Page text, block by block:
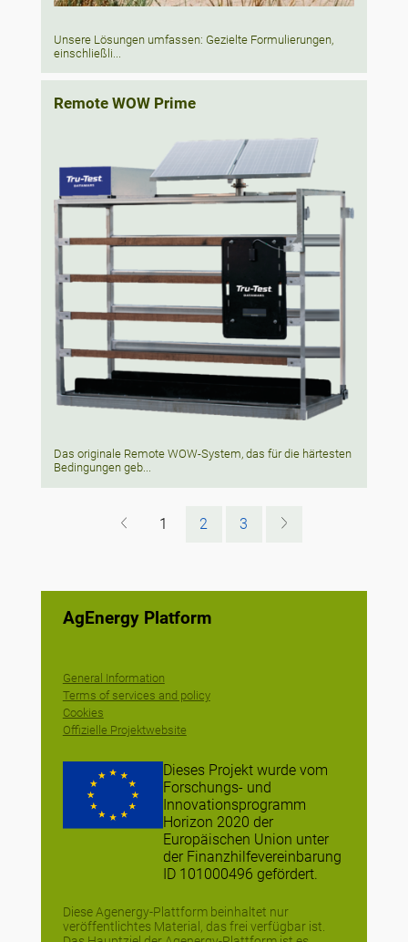
Unsere Lösungen umfassen: Gezielte Formulierungen,
einschließli...
Remote WOW Prime
Das originale Remote WOW-System, das für die härtesten
Bedingungen geb...
1 2 3
AgEnergy Platform
General Information
Terms of services and policy
Cookies
Offizielle Projektwebsite
Dieses Projekt wurde vom
Forschungs- und
Innovationsprogramm
Horizon 2020 der
Europäischen Union unter
der Finanzhilfevereinbarung
ID 101000496 gefördert.
Diese Agenergy-Plattform beinhaltet nur
veröffentlichtes Material, das frei verfügbar ist.